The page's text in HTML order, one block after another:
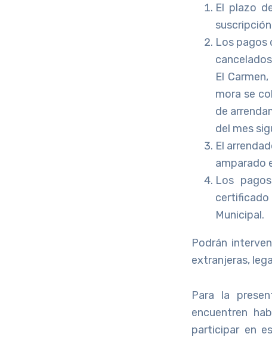
El plazo
Los pagos
El
mora se
de
del mes
El
amparado
Los
Municipal.
Podrán
extranjeras,
Para la
encuentren
participar en